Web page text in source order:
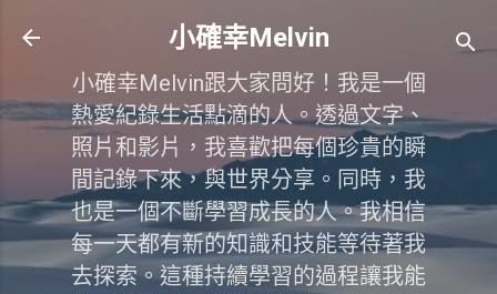
跳到主要內容
小確幸Melvin
小確幸Melvin跟大家問好！我是一個
熱愛紀錄生活點滴的人。透過文字、
照片和影片，我喜歡把每個珍貴的瞬
間記錄下來，與世界分享。同時，我
也是一個不斷學習成長的人。我相信
每一天都有新的知識和技能等待著我
去探索。這種持續學習的過程讓我能